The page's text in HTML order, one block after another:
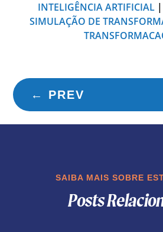
INTELIGÊNCIA ARTIFICIAL |
SIMULAÇÃO DE
← PREV
SAIBA MAIS SOBRE
Posts